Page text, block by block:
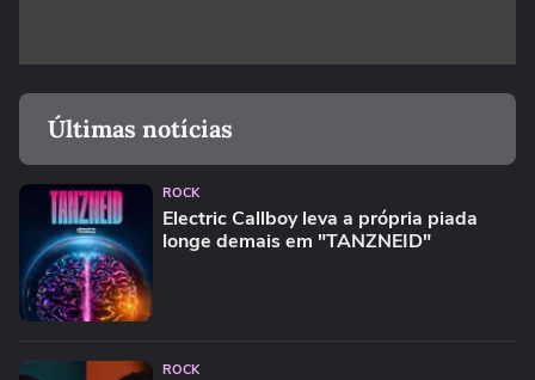
Últimas notícias
ROCK
Electric Callboy leva a própria piada
longe demais em "TANZNEID"
ROCK